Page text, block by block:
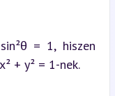
= 1, hiszen
+ y² = 1-nek.